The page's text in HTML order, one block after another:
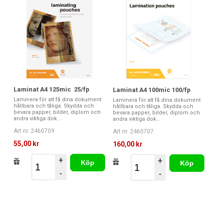
Laminat A4 125mic 25/fp
Laminera för att få dina dokument
hållbara och tåliga. Skydda och
bevara papper, bilder, diplom och
andra viktiga dok...
Art nr. 2460709
55,00 kr
+
-
Köp
Laminat A4 100mic 100/fp
Laminera för att få dina dokument
hållbara och tåliga. Skydda och
bevara papper, bilder, diplom och
andra viktiga dok...
Art nr. 2460707
160,00 kr
+
-
Köp